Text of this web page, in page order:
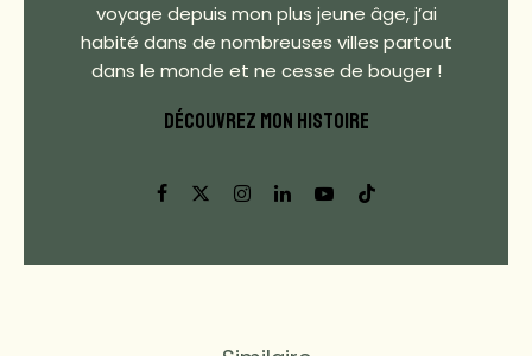
voyage depuis mon plus jeune âge, j’ai
habité dans de nombreuses villes partout
dans le monde et ne cesse de bouger !
DÉCOUVREZ MON HISTOIRE